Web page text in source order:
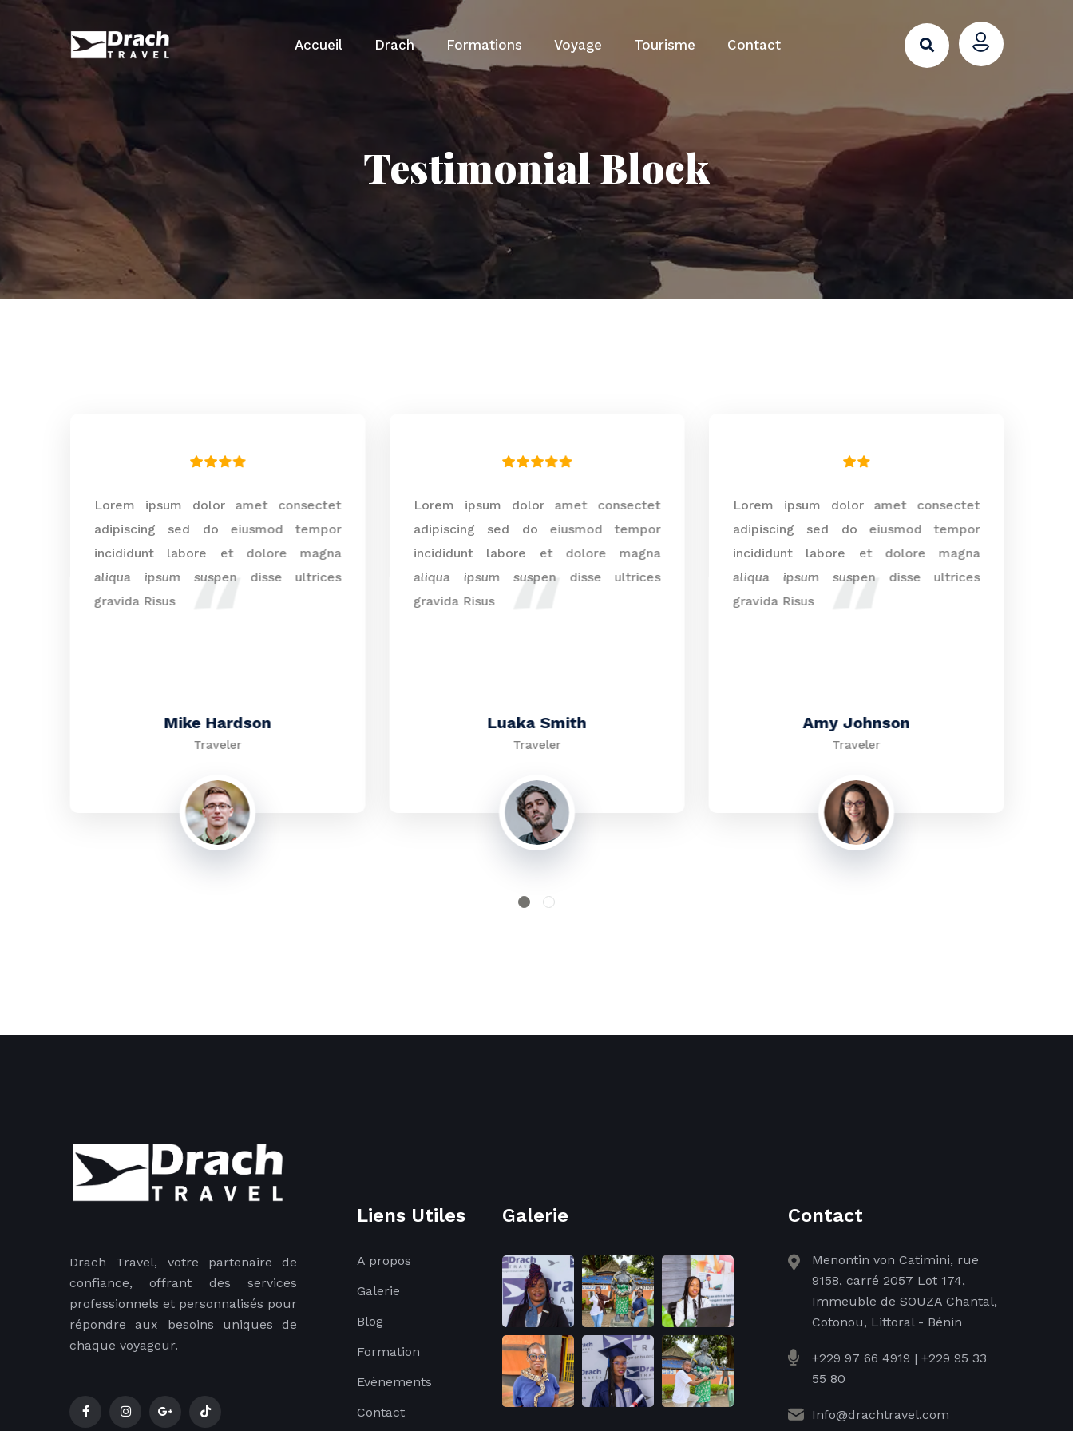
Accueil Drach Formations Voyage Tourisme Contact
Testimonial Block
Lorem ipsum dolor amet consectet
adipiscing sed do eiusmod tempor
incididunt labore et dolore magna
aliqua ipsum suspen disse ultrices
gravida Risus
Mike Hardson
Traveler
Lorem ipsum dolor amet consectet
adipiscing sed do eiusmod tempor
incididunt labore et dolore magna
aliqua ipsum suspen disse ultrices
gravida Risus
Luaka Smith
Traveler
Lorem ipsum dolor amet consectet
adipiscing sed do eiusmod tempor
incididunt labore et dolore magna
aliqua ipsum suspen disse ultrices
gravida Risus
Amy Johnson
Traveler
Drach Travel, votre partenaire de
confiance, offrant des services
professionnels et personnalisés pour
répondre aux besoins uniques de
chaque voyageur.
Liens Utiles
A propos
Galerie
Blog
Formation
Evènements
Contact
Galerie Contact
Menontin von Catimini, rue
9158, carré 2057 Lot 174,
Immeuble de SOUZA Chantal,
Cotonou, Littoral - Bénin
+229 97 66 4919 | +229 95 33
55 80
Info@drachtravel.com